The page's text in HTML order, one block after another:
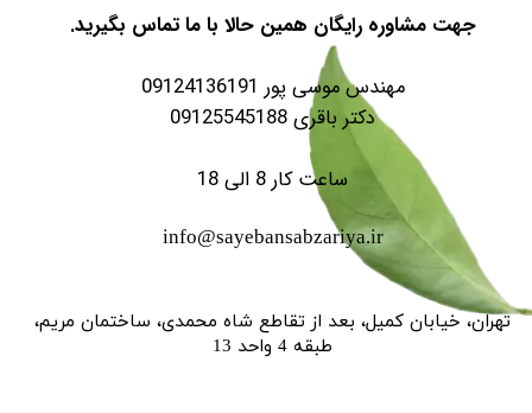
جهت مشاوره رایگان همین حالا با ما تماس بگیرید.
مهندس موسی پور 09124136191
دکتر باقری 09125545188
ساعت کار 8 الی 18
info@sayebansabzariya.ir
تهران، خیابان کمیل، بعد از تقاطع شاه محمدی، ساختمان مریم،
طبقه 4 واحد 13